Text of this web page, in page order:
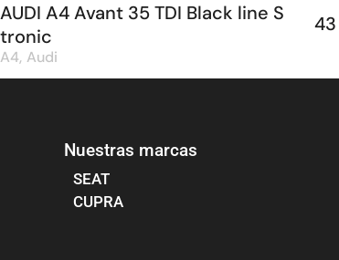
AUDI A4 Avant 35 TDI Black line S
tronic
A4 Audi
Nuestras marcas
SEAT
CUPRA